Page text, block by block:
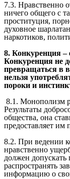
7.3. Нравственно
ничего общего с
проституция,
духовное
наркотиков,
8. Конкуренция –
Конкуренция не
превращаться в
нельзя
пороки и
8.1. Монополизм
Результаты
общества, она
предоставляет им
8.2. При ведении
нравственно
должен допускать
распространять
информацию о